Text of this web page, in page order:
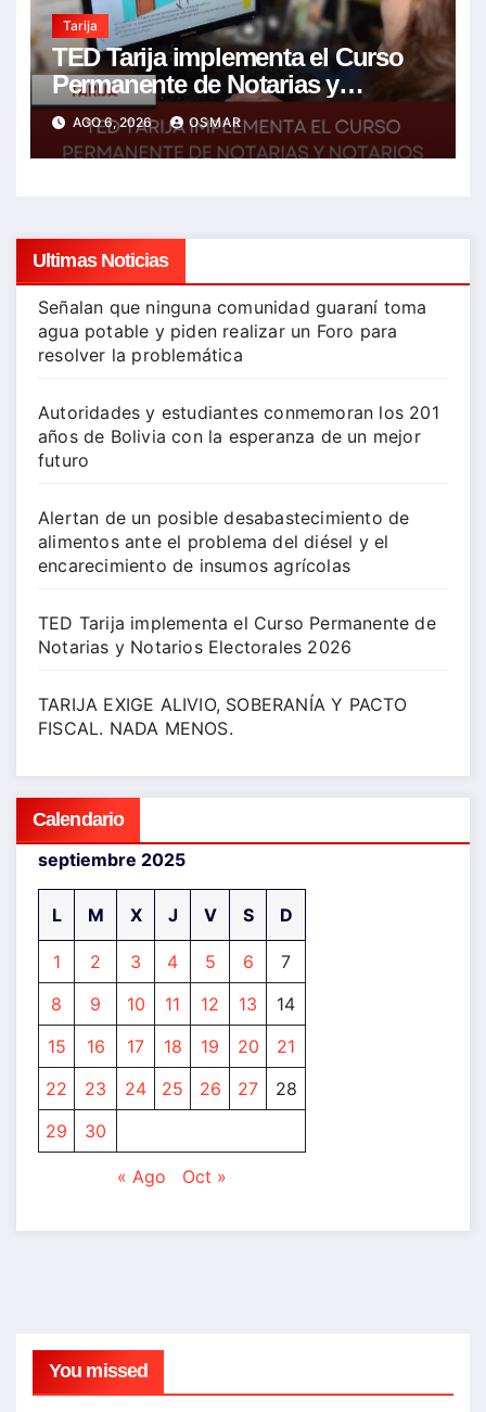
Tarija
TED Tarija implementa el Curso
Permanente de Notarias y
Notarios Electorales 2026
AGO 6, 2026 OSMAR
Ultimas Noticias
Señalan que ninguna comunidad guaraní toma
agua potable y piden realizar un Foro para
resolver la problemática
Autoridades y estudiantes conmemoran los 201
años de Bolivia con la esperanza de un mejor
futuro
Alertan de un posible desabastecimiento de
alimentos ante el problema del diésel y el
encarecimiento de insumos agrícolas
TED Tarija implementa el Curso Permanente de
Notarias y Notarios Electorales 2026
TARIJA EXIGE ALIVIO, SOBERANÍA Y PACTO
FISCAL. NADA MENOS.
Calendario
septiembre 2025
L M X J V S D
1 2 3 4 5 6
7
8
9 10 11 12 13
14
15
16 17 18 19 20
21
22
23 24 25 26 27
28
29
30
« Ago Oct »
You missed